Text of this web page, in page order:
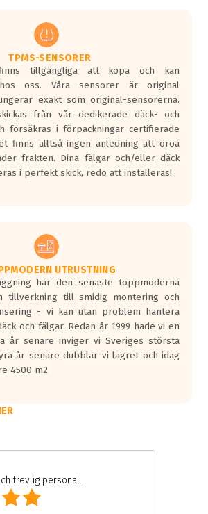
år 2016.
vågor är redan
nya regelverk.
våg kommer vara
än det
gälla 2016.
TPMS-SENSORER
finns tillgängliga att köpa och kan
oss. Våra sensorer är original
exakt som original-sensorerna.
från vår dedikerade däck- och
försäkras i förpackningar certifierade
finns alltså ingen anledning att oroa
frakten. Dina fälgar och/eller däck
i perfekt skick, redo att installeras!
UTRUSTNING
har den senaste toppmoderna
tillverkning till smidig montering och
- vi kan utan problem hantera
och fälgar. Redan år 1999 hade vi en
år senare inviger vi Sveriges största
år senare dubblar vi lagret och idag
4500 m2
trevlig personal.